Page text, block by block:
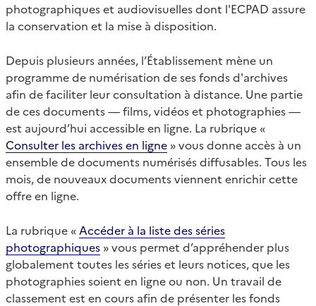
photographiques et audiovisuelles dont l'ECPAD assure
la conservation et la mise à disposition.
Depuis plusieurs années, l’Établissement mène un
programme de numérisation de ses fonds d'archives
afin de faciliter leur consultation à distance. Une partie
de ces documents — films, vidéos et photographies —
est aujourd’hui accessible en ligne. La rubrique «
Consulter les archives en ligne » vous donne accès à un
ensemble de documents numérisés diffusables. Tous les
mois, de nouveaux documents viennent enrichir cette
offre en ligne.
La rubrique « Accéder à la liste des séries
photographiques » vous permet d’appréhender plus
globalement toutes les séries et leurs notices, que les
photographies soient en ligne ou non. Un travail de
classement est en cours afin de présenter les fonds